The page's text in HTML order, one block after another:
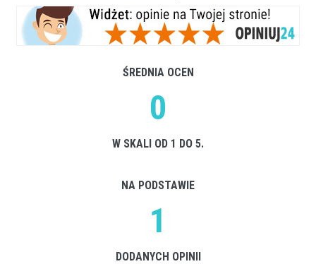
ŚREDNIA OCEN
0
W SKALI OD 1 DO 5.
NA PODSTAWIE
1
DODANYCH OPINII